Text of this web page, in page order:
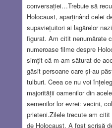
conversației…Trebuie să
Holocaust, aparținând celei
supaviețuitori ai lagărelor
figurat. Am citit nenumărate
numeroase filme despre
simțit că m-am săturat de
găsit persoane care și-au
tulburi. Ceea ce nu voi
majorității oamenilor din
semenilor lor evrei: vecini,
prieteni.Zilele trecute am
de Holocaust. A fost scrisă